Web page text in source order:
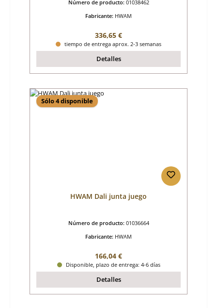
Número de producto: 01038462
Fabricante: HWAM
Precio normal:
336,65 €
tiempo de entrega aprox. 2-3 semanas
Detalles
Sólo 4 disponible
HWAM Dali junta juego
Número de producto: 01036664
Fabricante: HWAM
Precio normal:
166,04 €
Disponible, plazo de entrega: 4-6 días
Detalles